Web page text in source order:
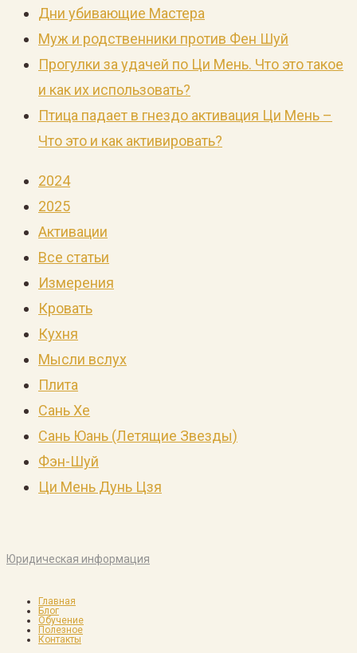
Дни убивающие Мастера
Муж и родственники против Фен Шуй
Прогулки за удачей по Ци Мень. Что это такое
и как их использовать?
Птица падает в гнездо активация Ци Мень –
Что это и как активировать?
2024
2025
Активации
Все статьи
Измерения
Кровать
Кухня
Мысли вслух
Плита
Сань Хе
Сань Юань (Летящие Звезды)
Фэн-Шуй
Ци Мень Дунь Цзя
Юридическая информация
Главная
Блог
Обучение
Полезное
Контакты